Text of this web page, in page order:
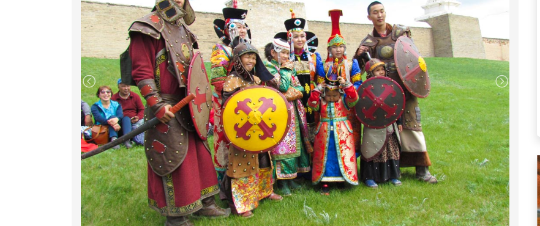
bướu Bactria là loài vật duy nhất chỉ có ở Gobi và là phương tiện di chuyển tốt nhất trong sa mạc
cát, ngắm cảnh sắc thiên nhiên tương phản giữa vùng đồi cát và vùng thảo nguyên.
Đến giờ đoàn về thành phố Ulaanbaata Tham quan chụp hìnhQuảng trường Sukhbaatar:Thăm
quảng trường trung tâm với tượng đài Sukhbaatar, cùng các tòa nhà quan trọng như Nhà Quốc
hội và Bảo tàng Lịch sử Quốc gia. Quảng trường Sukhbaatar là quảng trường của thủ đô
Ulaanbaatar của Mông Cổ. Sau này tên đã được đổi lại thành để vinh danh Thành Cát Tư Hãn.
Quảng trường rộng lớn với hơn 3 hecta và nơi đây cũng là trung tâm hành chính, văn hóa của thủ
đô.
Đoàn ăn tối và nhận phòng khách sạn nghỉ ngơi.